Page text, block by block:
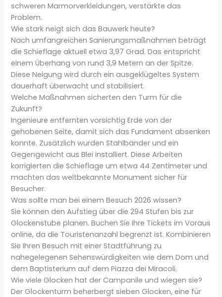
schweren Marmorverkleidungen, verstärkte das
Problem.
Wie stark neigt sich das Bauwerk heute?
Nach umfangreichen Sanierungsmaßnahmen beträgt
die Schieflage aktuell etwa 3,97 Grad. Das entspricht
einem Überhang von rund 3,9 Metern an der Spitze.
Diese Neigung wird durch ein ausgeklügeltes System
dauerhaft überwacht und stabilisiert.
Welche Maßnahmen sicherten den Turm für die
Zukunft?
Ingenieure entfernten vorsichtig Erde von der
gehobenen Seite, damit sich das Fundament absenken
konnte. Zusätzlich wurden Stahlbänder und ein
Gegengewicht aus Blei installiert. Diese Arbeiten
korrigierten die Schieflage um etwa 44 Zentimeter und
machten das weltbekannte Monument sicher für
Besucher.
Was sollte man bei einem Besuch 2026 wissen?
Sie können den Aufstieg über die 294 Stufen bis zur
Glockenstube planen. Buchen Sie Ihre Tickets im Voraus
online, da die Touristenanzahl begrenzt ist. Kombinieren
Sie Ihren Besuch mit einer Stadtführung zu
nahegelegenen Sehenswürdigkeiten wie dem Dom und
dem Baptisterium auf dem Piazza dei Miracoli.
Wie viele Glocken hat der Campanile und wiegen sie?
Der Glockenturm beherbergt sieben Glocken, eine für